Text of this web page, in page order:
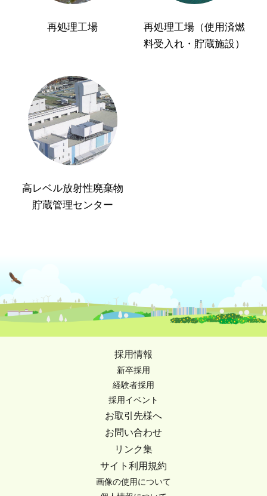
再処理工場
再処理工場（使用済燃
料受入れ・貯蔵施設）
高レベル放射性廃棄物
貯蔵管理センター
採用情報
新卒採用
経験者採用
採用イベント
お取引先様へ
お問い合わせ
リンク集
サイト利用規約
画像の使用について